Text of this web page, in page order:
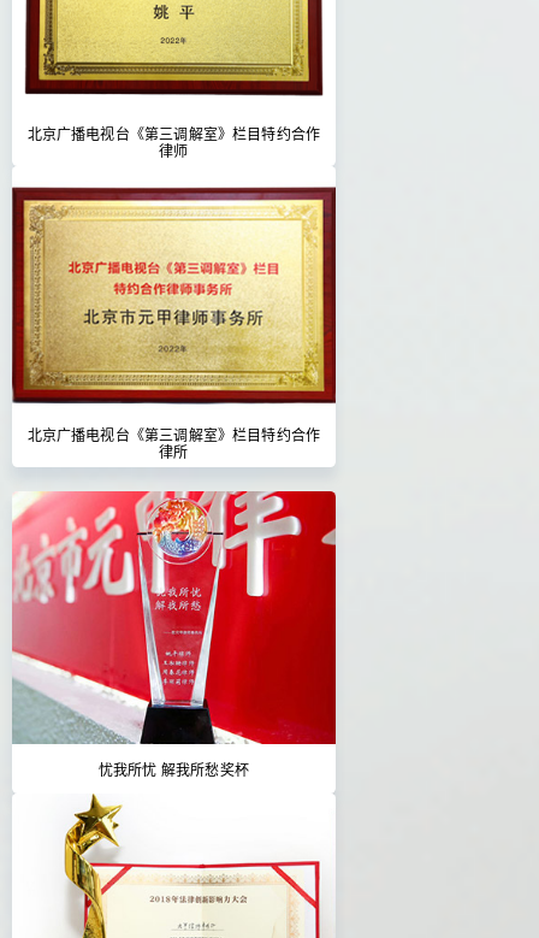
北京广播电视台《第三调解室》栏目特约合作
律师
北京广播电视台《第三调解室》栏目特约合作
律所
忧我所忧 解我所愁奖杯